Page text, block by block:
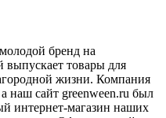
бренд на
выпускает товары для
жизни. Компания
наш сайт greenween.ru был
интернет-магазин наших